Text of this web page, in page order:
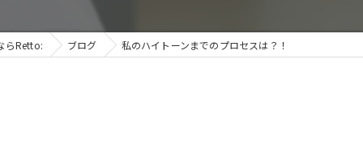
らRetto: ブログ 私のハイトーンまでのプロセスは？！